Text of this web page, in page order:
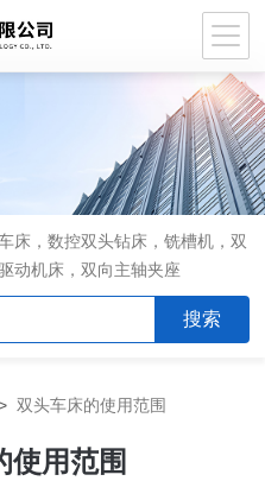
床，数控双头钻床，铣槽机，双
动机床，双向主轴夹座
双头车床的使用范围
使用范围